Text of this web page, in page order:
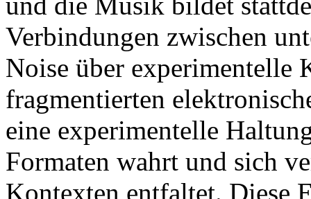
Verbindungen zwischen
Noise über experimentelle
fragmentierten
eine experimentelle
Formaten wahrt und sich
Kontexten entfaltet. Diese